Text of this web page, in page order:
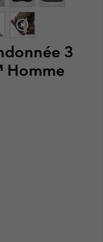
3
Homme